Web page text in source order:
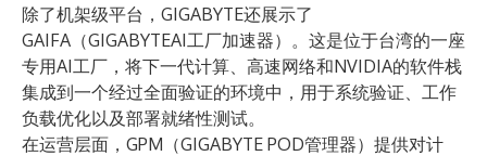
除了机架级平台，GIGABYTE还展示了
GAIFA（GIGABYTEAI工厂加速器）。这是位于台湾的一座
专用AI工厂，将下一代计算、高速网络和NVIDIA的软件栈
集成到一个经过全面验证的环境中，用于系统验证、工作
负载优化以及部署就绪性测试。
在运营层面，GPM（GIGABYTE POD管理器）提供对计